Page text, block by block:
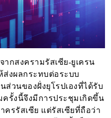
ากสงครามรัสเซีย-ยูเครน
ส่งผลกระทบต่อระบบ
ส่วนของฝั่งยุโรปเองที่ได้รับ
ครั้งนี้จึงมีการประชุมเกิดขึ้น
ครรัสเซีย แต่รัสเซียที่ถือว่า